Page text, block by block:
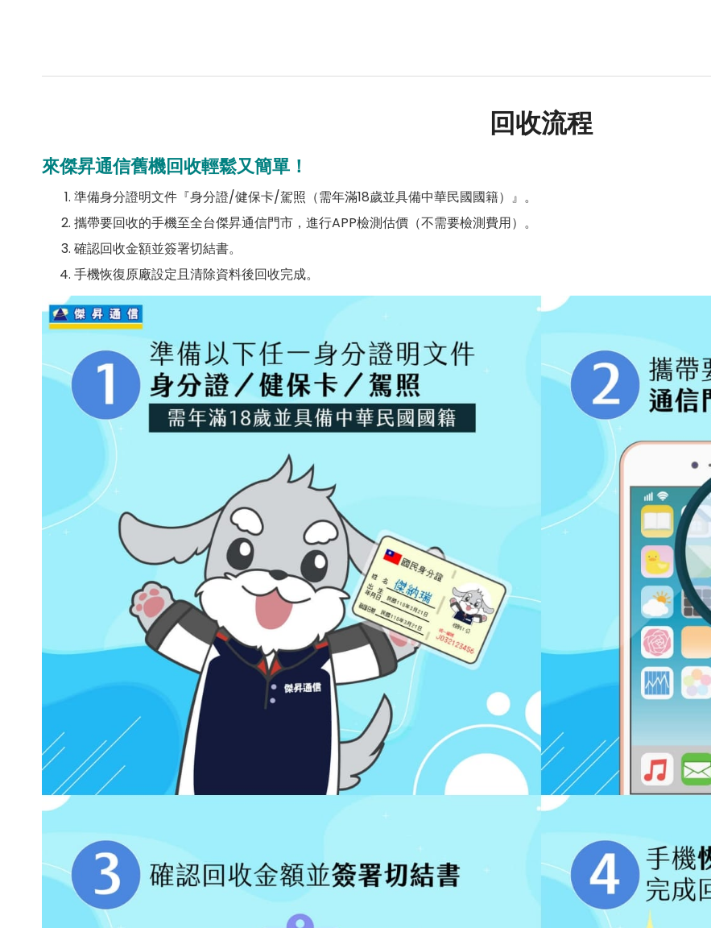
回收流程
來傑昇通信舊機回收輕鬆又簡單！
準備身分證明文件『身分證/健保卡/駕照（需年滿18歲並具備中華民國國籍）』。
攜帶要回收的手機至全台傑昇通信門市，進行APP檢測估價（不需要檢測費用）。
確認回收金額並簽署切結書。
手機恢復原廠設定且清除資料後回收完成。